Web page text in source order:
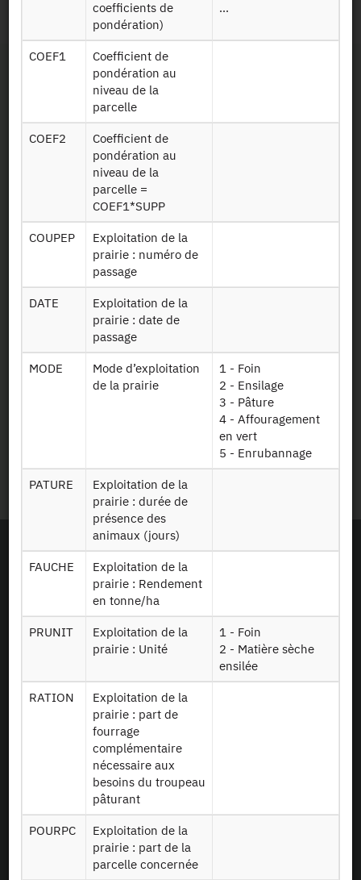
coefficients de
pondération)
...
COEF1
Coefficient de
pondération au
niveau de la
parcelle
COEF2
Coefficient de
pondération au
niveau de la
parcelle =
COEF1*SUPP
COUPEP
Exploitation de la
prairie : numéro de
passage
DATE
Exploitation de la
prairie : date de
passage
MODE
Mode d’exploitation
de la prairie
1 - Foin
2 - Ensilage
3 - Pâture
4 - Affouragement
en vert
5 - Enrubannage
PATURE
Exploitation de la
prairie : durée de
présence des
animaux (jours)
FAUCHE
Exploitation de la
prairie : Rendement
en tonne/ha
PRUNIT
Exploitation de la
prairie : Unité
1 - Foin
2 - Matière sèche
ensilée
RATION
Exploitation de la
prairie : part de
fourrage
complémentaire
nécessaire aux
besoins du troupeau
pâturant
POURPC
Exploitation de la
prairie : part de la
parcelle concernée
https://doi.org/10.34724/CASD.63.1158.V1
Contact
Useful documents
Map and Directions
Newsletter
Press and reports
Legal details
Personal data protection
Site Map
As a simple visitor, browsing the CASD website will not install cookies.
CASD was funded by the Investment in the Future (“Investissements d’Avenir”)
program managed by the National Research Agency (“ANR”).